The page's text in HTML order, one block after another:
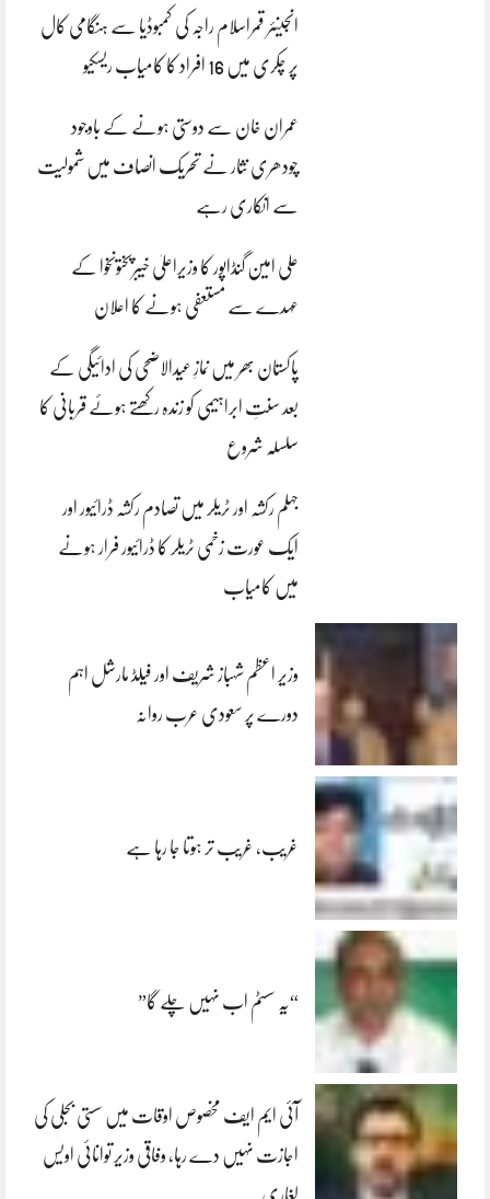
انجینئر قمراسلام راجہ کی کمبوڈیا سے ہنگامی کال
پر چکری میں 16 افراد کا کامیاب ریسکیو
عمران خان سے دوستی ہونے کے باوجود
چودھری نثار نے تحریک انصاف میں شمولیت
سے انکاری رہے
علی امین گنڈاپور کا وزیراعلیٰ خیبرپختونخوا کے
عہدے سے مستعفی ہونے کا اعلان
پاکستان بھر میں نمازِ عیدالاضحی کی ادائیگی کے
بعد سنتِ ابراہیمی کو زندہ رکھتے ہوئے قربانی کا
سلسلہ شروع
جہلم رکشہ اور ٹریلر میں تصادم رکشہ ڈرائیور اور
ایک عورت زخمی ٹریلر کا ڈرائیور فرار ہونے
میں کامیاب
وزیر اعظم شہباز شریف اور فیلڈ مارشل اہم
دورے پر سعودی عرب روانہ
غریب، غریب تر ہوتا جا رہا ہے
“یہ سسٹم اب نہیں چلے گا”
آئی ایم ایف مخصوص اوقات میں سستی بجلی کی
اجازت نہیں دے رہا، وفاقی وزیر توانائی اویس
لغاری